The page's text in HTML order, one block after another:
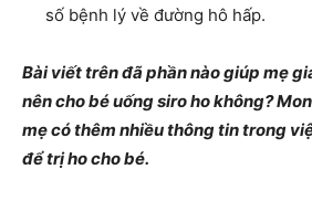
số bệnh lý về đường hô hấp.
Bài viết trên đã phần nào giúp mẹ
nên cho bé uống siro ho không?
mẹ có thêm nhiều thông tin trong
để trị ho cho bé.